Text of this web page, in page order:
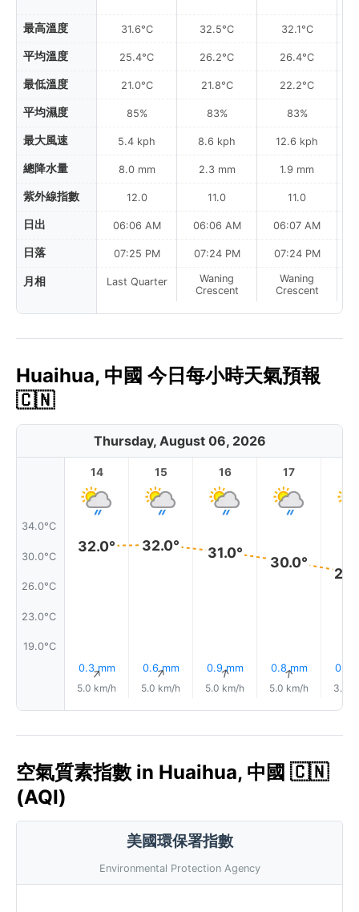
最高溫度
平均溫度
最低溫度
平均濕度
最大風速
總降水量
紫外線指數
日出
日落
月相
31.6°C
25.4°C
21.0°C
85%
5.4 kph
8.0 mm
12.0
06:06 AM
07:25 PM
Last Quarter
32.5°C
26.2°C
21.8°C
83%
8.6 kph
2.3 mm
11.0
06:06 AM
07:24 PM
Waning
Crescent
32.1°C
26.4°C
22.2°C
83%
12.6 kph
1.9 mm
11.0
06:07 AM
07:24 PM
Waning
Crescent
Huaihua, 中國 今日每小時天氣預報
🇨🇳
Thursday, August 06, 2026
34.0°C
30.0°C
26.0°C
23.0°C
19.0°C
14
32.0°
0.3 mm
↑
5.0 km/h
15
32.0°
0.6 mm
↑
5.0 km/h
16
31.0°
0.9 mm
↑
5.0 km/h
17
30.0°
0.8 mm
↑
5.0 km/h
0.7
3.0
空氣質素指數 in Huaihua, 中國 🇨🇳
(AQI)
美國環保署指數
Environmental Protection Agency